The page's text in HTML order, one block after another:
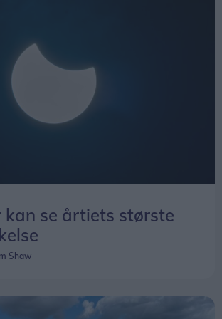
i 2048 bliver det muligt at
solformørkelse herhjemme.
tidspunkt for
andet.
sig i
af fiskere og søfolk.
hvor fiskerne er
giver det perfekt mening, at
havnen.
Fiskerne skal ikke ind på en
kan se årtiets største
Shaw